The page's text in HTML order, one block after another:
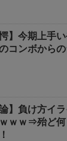
愕】今期上手
コンボから
論】負け方イ
ｗｗ⇒殆ど